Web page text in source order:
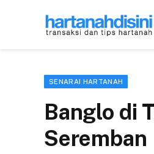
SENARAI HARTANAH
Banglo di
Seremban